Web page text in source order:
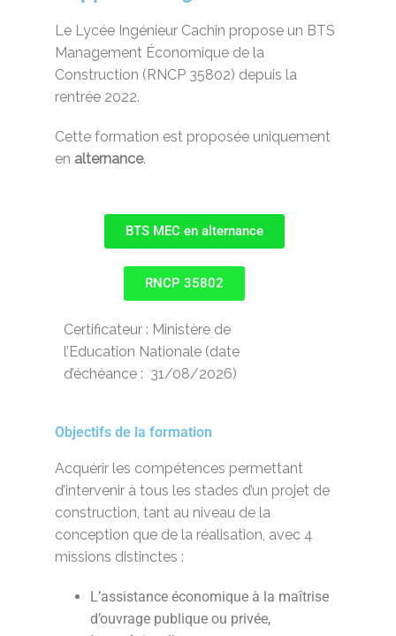
Le Lycée Ingénieur Cachin propose un BTS
Management Économique de la
Construction (RNCP 35802) depuis la
rentrée 2022.
Cette formation est proposée uniquement
en alternance.
BTS MEC en alternance
RNCP 35802
Certificateur : Ministère de
l’Education Nationale (date
d’échéance : 31/08/2026)
Objectifs de la formation
Acquérir les compétences permettant
d’intervenir à tous les stades d’un projet de
construction, tant au niveau de la
conception que de la réalisation, avec 4
missions distinctes :
L’assistance économique à la maîtrise
d’ouvrage publique ou privée,